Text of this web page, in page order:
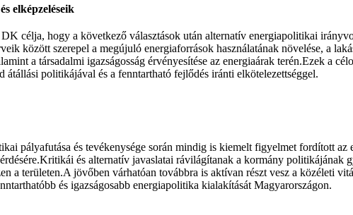
elképzeléseik
célja, hogy a következő választások után alternatív energiapolitikai
között szerepel a megújuló energiaforrások használatának növelése, a
a társadalmi igazságosság érvényesítése az energiaárak terén.Ezek a
átállási politikájával és a fenntartható fejlődés iránti elkötelezettséggel.
pályafutása és tevékenysége során mindig is kiemelt figyelmet fordított az
és alternatív javaslatai rávilágítanak a kormány politikájának
a területen.A jövőben várhatóan továbbra is aktívan részt vesz a közéleti
és igazságosabb energiapolitika kialakítását Magyarországon.